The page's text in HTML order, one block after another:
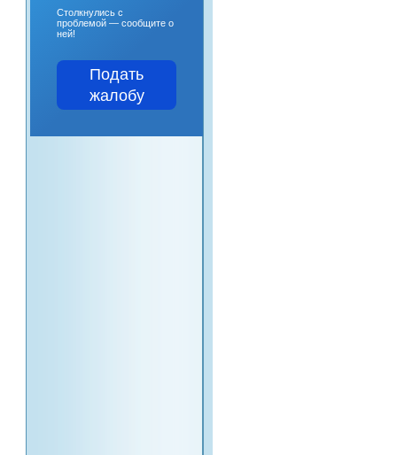
Столкнулись с
проблемой — сообщите о
ней!
Подать
жалобу